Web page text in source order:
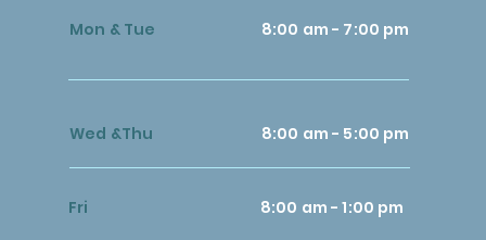
Mon & Tue 8:00 am - 7:00 pm
Wed &Thu 8:00 am - 5:00 pm
Fri 8:00 am - 1:00 pm